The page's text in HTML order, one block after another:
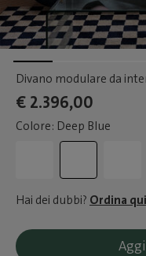
Divano modulare da
€ 2.396,00
Colore: Deep Blue
Hai dei dubbi? Ordina